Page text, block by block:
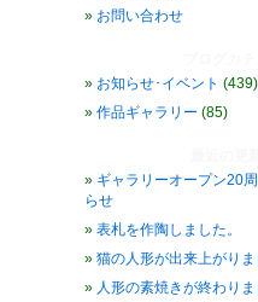
お問い合わせ
お知らせ･イベント (439)
作品ギャラリー (85)
ギャラリーオープン20
らせ
表札を作陶しました。
猫の人形が出来上がりま
人形の素焼きが終わりま